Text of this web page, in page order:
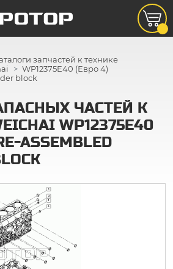
запчастей к технике
WP12375E40 (Евро 4)
block
ЧАСТЕЙ К
WP12375E40
ASSEMBLED
1
2
3
4